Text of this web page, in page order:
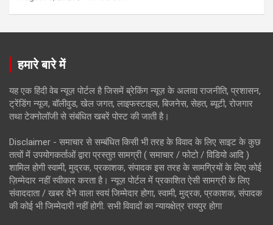
हमारे बारे में
यह एक हिंदी वेब न्यूज़ पोर्टल है जिसमें ब्रेकिंग न्यूज़ के अलावा राजनीति, प्रशासन,
ट्रेंडिंग न्यूज, बॉलीवुड, खेल जगत, लाइफस्टाइल, बिजनेस, सेहत, ब्यूटी, रोजगार
तथा टेक्नोलॉजी से संबंधित खबरें पोस्ट की जाती है।
Disclaimer - समाचार से सम्बंधित किसी भी तरह के विवाद के लिए साइट के कुछ
तत्वों में उपयोगकर्ताओं द्वारा प्रस्तुत सामग्री ( समाचार / फोटो / विडियो आदि )
शामिल होगी स्वामी, मुद्रक, प्रकाशक, संपादक इस तरह के सामग्रियों के लिए कोई
ज़िम्मेदार नहीं स्वीकार करता है। न्यूज़ पोर्टल में प्रकाशित ऐसी सामग्री के लिए
संवाददाता / खबर देने वाला स्वयं जिम्मेदार होगा, स्वामी, मुद्रक, प्रकाशक, संपादक
की कोई भी जिम्मेदारी नहीं होगी. सभी विवादों का न्यायक्षेत्र रायपुर होगा